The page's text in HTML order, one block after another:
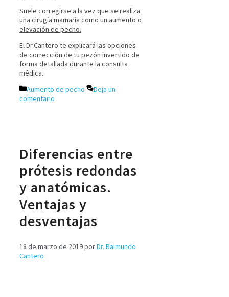
Suele corregirse a la vez que se realiza
una cirugía mamaria como un aumento o
elevación de pecho.
El Dr.Cantero te explicará las opciones
de corrección de tu pezón invertido de
forma detallada durante la consulta
médica.
Aumento de pecho
Deja un
comentario
Diferencias entre
prótesis redondas
y anatómicas.
Ventajas y
desventajas
18 de marzo de 2019porDr. Raimundo
Cantero